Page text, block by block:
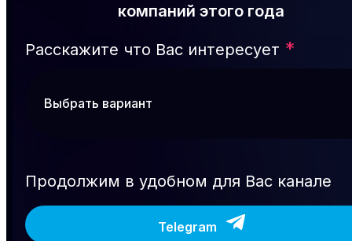
компаний этого года
Расскажите что Вас интересует *
Продолжим в удобном для Вас канале
Telegram